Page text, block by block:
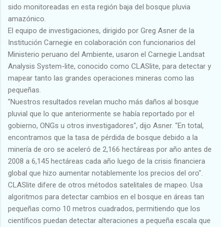
sido monitoreadas en esta región baja del bosque pluvia
amazónico.
El equipo de investigaciones, dirigido por Greg Asner de la
Institución Carnegie en colaboración con funcionarios del
Ministerio peruano del Ambiente, usaron el Carnegie Landsat
Analysis System-lite, conocido como CLASlite, para detectar y
mapear tanto las grandes operaciones mineras como las
pequeñas.
"Nuestros resultados revelan mucho más daños al bosque
pluvial que lo que anteriormente se había reportado por el
gobierno, ONGs u otros investigadores", dijo Asner. "En total,
encontramos que la tasa de pérdida de bosque debido a la
minería de oro se aceleró de 2,166 hectáreas por año antes de
2008 a 6,145 hectáreas cada año luego de la crisis financiera
global que hizo aumentar notablemente los precios del oro".
CLASlite difere de otros métodos satelitales de mapeo. Usa
algoritmos para detectar cambios en el bosque en áreas tan
pequeñas como 10 metros cuadrados, permitiendo que los
científicos puedan detectar alteraciones a pequeña escala que